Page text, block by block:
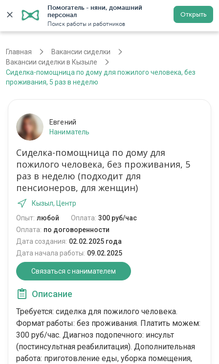
Помогатель - няни, домашний
персонал
Поиск работы и работников
Открыть
Регистрация
Главная
Вакансии сиделки
Вакансии сиделки в Кызыле
Сиделка-помощница по дому для пожилого человека, без
проживания, 5 раз в неделю
Евгений
Наниматель
Сиделка-помощница по дому для
пожилого человека, без проживания, 5
раз в неделю (подходит для
пенсионеров, для женщин)
Кызыл, Центр
Опыт: любой Оплата: 300 руб/час
Оплата: по договоренности
Дата создания: 02.02.2025 года
Дата начала работы: 09.02.2025
Связаться с нанимателем
Описание
Требуется: сиделка для пожилого человека.
Формат работы: без проживания. Платить можем:
300 руб/час. Диагноз подопечного: инсульт
(постинсультная реабилитация). Дополнительная
работа: приготовление еды, уборка помещения,